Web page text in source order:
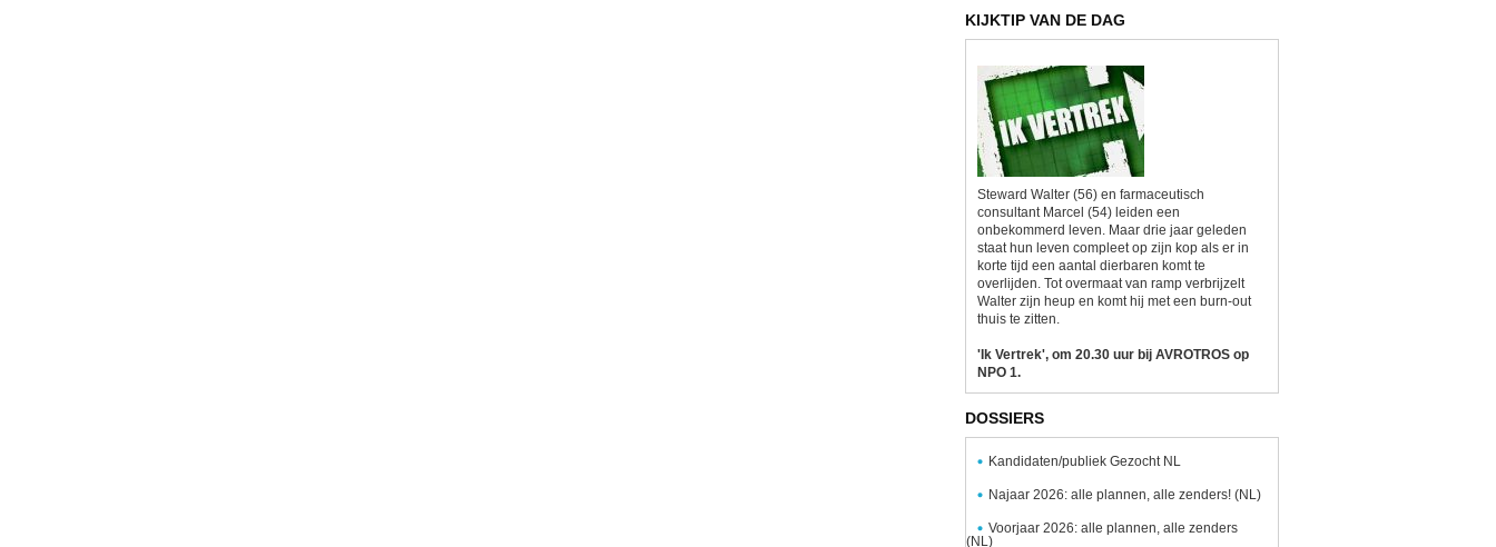
KIJKTIP VAN DE DAG
Steward Walter (56) en farmaceutisch
consultant Marcel (54) leiden een
onbekommerd leven. Maar drie jaar geleden
staat hun leven compleet op zijn kop als er in
korte tijd een aantal dierbaren komt te
overlijden. Tot overmaat van ramp verbrijzelt
Walter zijn heup en komt hij met een burn-out
thuis te zitten.
'Ik Vertrek', om 20.30 uur bij AVROTROS op
NPO 1.
DOSSIERS
Kandidaten/publiek Gezocht NL
Najaar 2026: alle plannen, alle zenders! (NL)
Voorjaar 2026: alle plannen, alle zenders
(NL)